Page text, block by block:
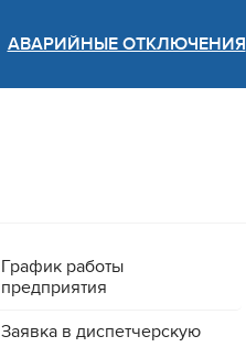
АВАРИЙНЫЕ ОТКЛЮЧЕНИЯ
График работы
предприятия
Заявка в диспетчерскую